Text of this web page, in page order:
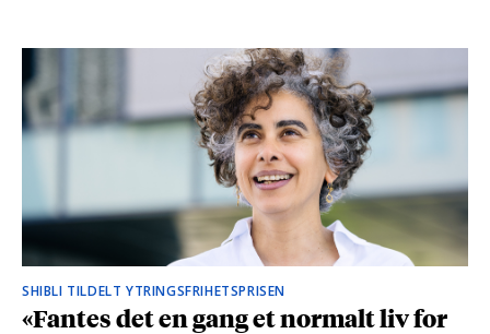
SHIBLI TILDELT YTRINGSFRIHETSPRISEN
«Fantes det en gang et normalt liv for